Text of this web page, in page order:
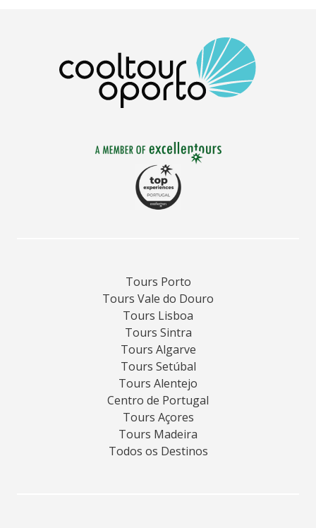
Tours Porto
Tours Vale do Douro
Tours Lisboa
Tours Sintra
Tours Algarve
Tours Setúbal
Tours Alentejo
Centro de Portugal
Tours Açores
Tours Madeira
Todos os Destinos